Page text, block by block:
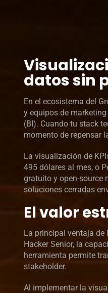
datos sin
En el ecosistema del
y equipos de
(BI). Cuando tu stack
momento de repensar
La visualización de
495 dólares al mes, o
gratuito y open-source
soluciones cerradas
El valor
La principal ventaja
Hacker Senior, la
herramienta permite
stakeholder.
Al implementar la